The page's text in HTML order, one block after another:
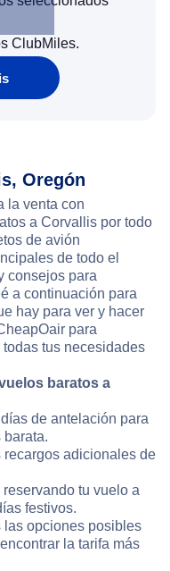
ClubMiles.
Oregón
la venta con
a Corvallis por todo
de avión
de todo el
consejos para
a continuación para
hay para ver y hacer
para
tus necesidades
baratos a
de antelación para
barata.
adicionales de
tu vuelo a
festivos.
las opciones posibles
la tarifa más